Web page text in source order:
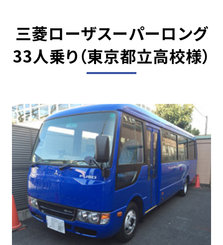
三菱ローザスーパーロング
33人乗り（東京都立高校様）